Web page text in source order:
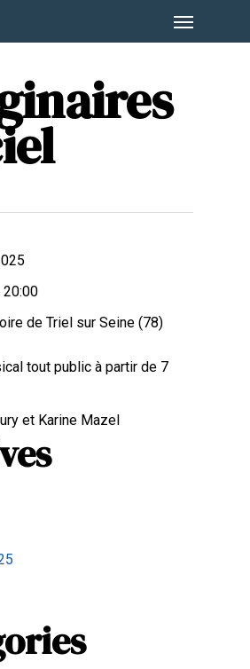
20:00
de Triel sur Seine (78)
tout public à partir de 7
et Karine Mazel